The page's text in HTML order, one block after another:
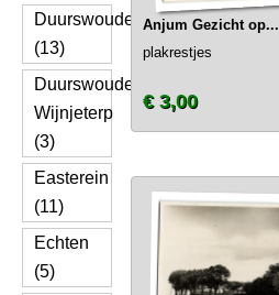
Duurswoude
(13)
Duurswoude
Wijnjeterp
(3)
Easterein
(11)
Echten
(5)
Anjum Gezicht op...
plakrestjes
€ 3,00